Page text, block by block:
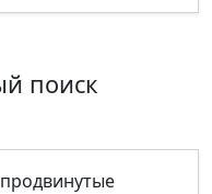
поиск